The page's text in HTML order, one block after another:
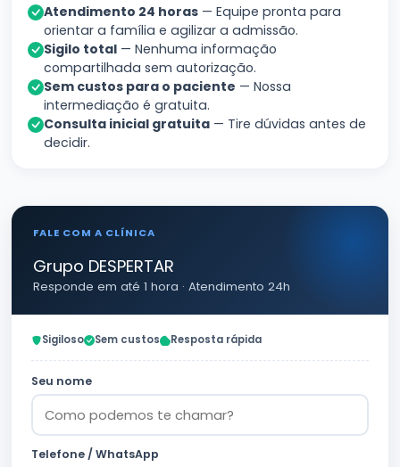
Atendimento 24 horas — Equipe pronta para
orientar a família e agilizar a admissão.
Sigilo total — Nenhuma informação
compartilhada sem autorização.
Sem custos para o paciente — Nossa
intermediação é gratuita.
Consulta inicial gratuita — Tire dúvidas antes de
decidir.
FALE COM A CLÍNICA
Grupo DESPERTAR
Responde em até 1 hora · Atendimento 24h
Sigiloso Sem custos Resposta rápida
Seu nome
Telefone / WhatsApp